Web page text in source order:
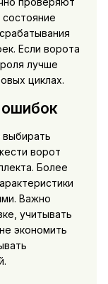
Если ворота
лучше
циклах.
ворот
Более
Важно
учитывать
экономить